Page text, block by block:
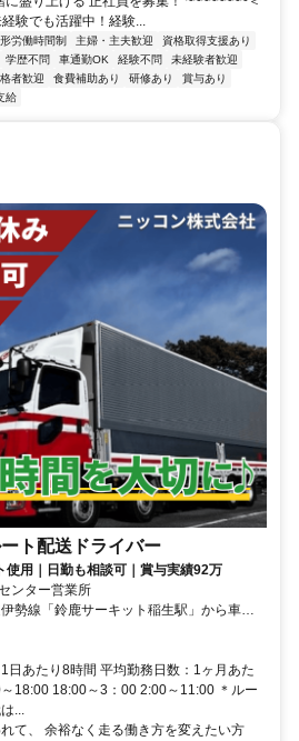
験でも活躍中！経験...
労働時間制 主婦・主夫歓迎
資格取得支援あり
学歴不問 車通勤OK 経験不問
未経験者歓迎
者歓迎 食費補助あり 研修あり
賞与あり
給
ト配送ドライバー
使用｜日勤も相談可｜賞与実績92万
ンター営業所
勢線「鈴鹿サーキット稲生駅」から車で8
日あたり8時間 平均勤務日数：1ヶ月あた
18:00 18:00～3：00 2:00～11:00 ＊ルー
...
て、 余裕なく走る働き方を変えたい方